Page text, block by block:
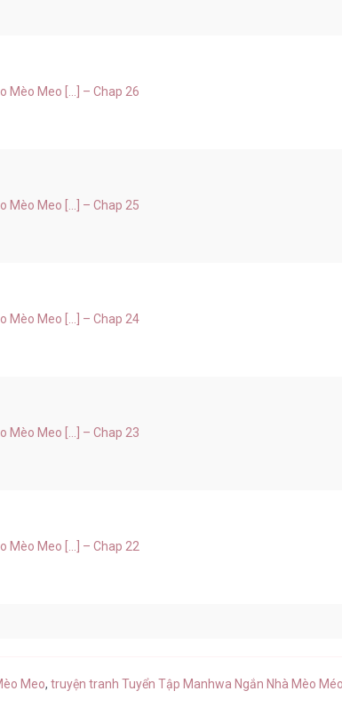
Mèo Meo [...] – Chap 26
Mèo Meo [...] – Chap 25
Mèo Meo [...] – Chap 24
Mèo Meo [...] – Chap 23
Mèo Meo [...] – Chap 22
Meo,truyện tranh Tuyển Tập Manhwa Ngắn Nhà Mèo